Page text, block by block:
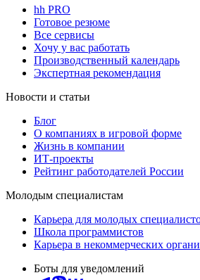
hh PRO
Готовое резюме
Все сервисы
Хочу у вас работать
Производственный календарь
Экспертная рекомендация
Новости и статьи
Блог
О компаниях в игровой форме
Жизнь в компании
ИТ-проекты
Рейтинг работодателей России
Молодым специалистам
Карьера для молодых
Школа программистов
Карьера в некоммерческих
Боты для уведомлений